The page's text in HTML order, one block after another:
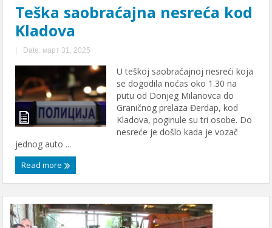
Teška saobraćajna nesreća kod
Kladova
| Date: март 31, 2025
U teškoj saobraćajnoj nesreći koja
se dogodila noćas oko 1.30 na
putu od Donjeg Milanovca do
Graničnog prelaza Đerdap, kod
Kladova, poginule su tri osobe. Do
nesreće je došlo kada je vozač
jednog auto ...
Read more